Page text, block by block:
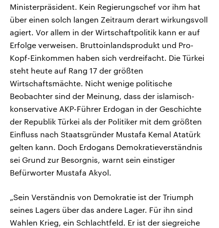
Ministerpräsident. Kein Regierungschef vor ihm hat
über einen solch langen Zeitraum derart wirkungsvoll
agiert. Vor allem in der Wirtschaftpolitik kann er auf
Erfolge verweisen. Bruttoinlandsprodukt und Pro-
Kopf-Einkommen haben sich verdreifacht. Die Türkei
steht heute auf Rang 17 der größten
Wirtschaftsmächte. Nicht wenige politische
Beobachter sind der Meinung, dass der islamisch-
konservative AKP-Führer Erdogan in der Geschichte
der Republik Türkei als der Politiker mit dem größten
Einfluss nach Staatsgründer Mustafa Kemal Atatürk
gelten kann. Doch Erdogans Demokratieverständnis
sei Grund zur Besorgnis, warnt sein einstiger
Befürworter Mustafa Akyol.
„Sein Verständnis von Demokratie ist der Triumph
seines Lagers über das andere Lager. Für ihn sind
Wahlen Krieg, ein Schlachtfeld. Er ist der siegreiche